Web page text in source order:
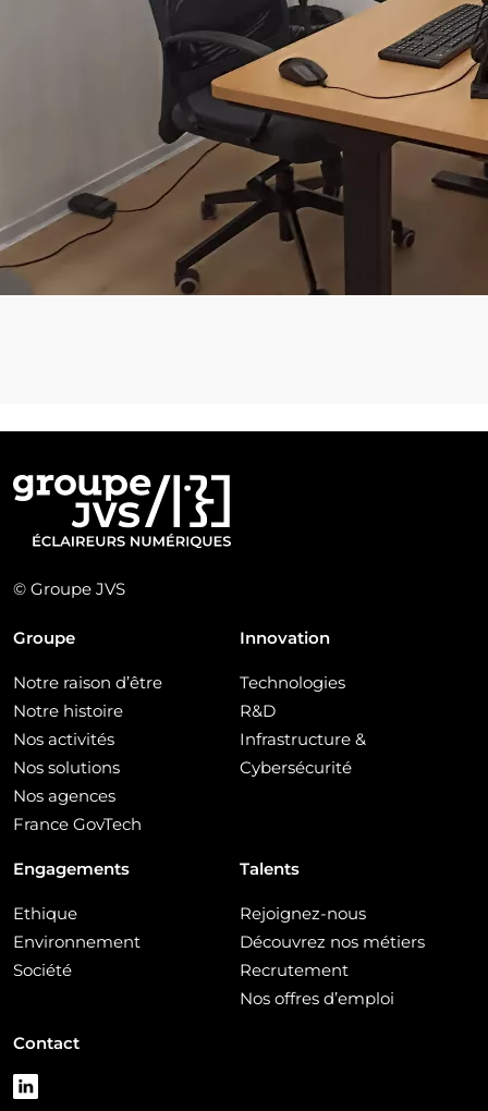
© Groupe JVS
Groupe
Notre raison d’être
Notre histoire
Nos activités
Nos solutions
Nos agences
France GovTech
Innovation
Technologies
R&D
Infrastructure &
Cybersécurité
Engagements
Ethique
Environnement
Société
Talents
Rejoignez-nous
Découvrez nos métiers
Recrutement
Nos offres d’emploi
Contact